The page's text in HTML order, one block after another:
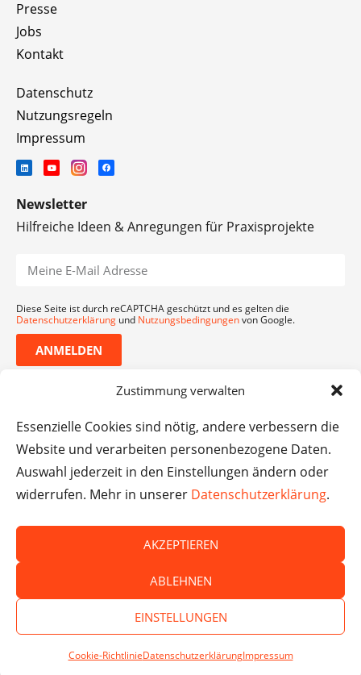
Zustimmung verwalten
Essenzielle Cookies sind nötig, andere verbessern die
Website und verarbeiten personenbezogene Daten.
Auswahl jederzeit in den Einstellungen ändern oder
widerrufen. Mehr in unserer Datenschutzerklärung.
AKZEPTIEREN
ABLEHNEN
EINSTELLUNGEN
Cookie-RichtlinieDatenschutzerklärungImpressum
Presse
Jobs
Kontakt
Datenschutz
Nutzungsregeln
Impressum
Newsletter
Hilfreiche Ideen & Anregungen für Praxisprojekte
Diese Seite ist durch reCAPTCHA geschützt und es gelten die
Datenschutzerklärung und Nutzungsbedingungenvon Google.
ANMELDEN
nicht für die Inhalte externer Websites.